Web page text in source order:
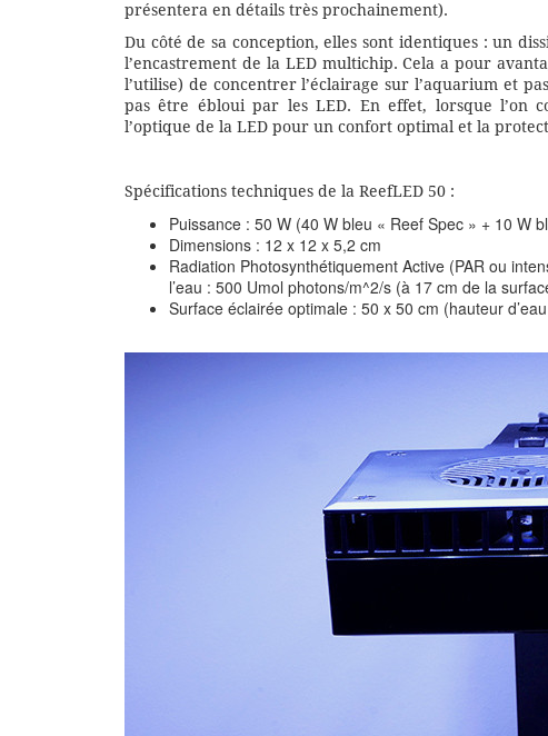
présentera en détails très prochainement).
Du côté de sa conception, elles sont identiques : un
l’encastrement de la LED multichip. Cela a pour
l’utilise) de concentrer l’éclairage sur l’aquarium et
pas être ébloui par les LED. En effet, lorsque l’on
l’optique de la LED pour un confort optimal et la
Spécifications techniques de la ReefLED 50 :
Puissance : 50 W (40 W bleu « Reef Spec » + 10 W
Dimensions : 12 x 12 x 5,2 cm
Radiation Photosynthétiquement Active (PAR ou
l’eau : 500 Umol photons/m^2/s (à 17 cm de la
Surface éclairée optimale : 50 x 50 cm (hauteur